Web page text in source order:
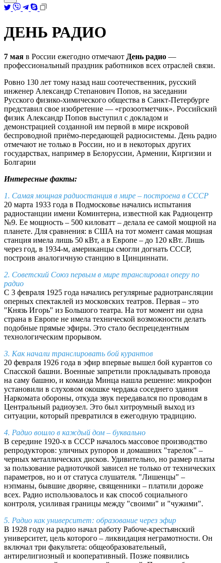
ДЕНЬ РАДИО
7 мая в России ежегодно отмечают День радио —
профессиональный праздник работников всех отраслей связи.
Ровно 130 лет тому назад наш соотечественник, русский
инженер Александр Степанович Попов, на заседании
Русского физико-химического общества в Санкт-Петербурге
представил свое изобретение — «грозоотметчик». Российский
физик Александр Попов выступил с докладом и
демонстрацией созданной им первой в мире искровой
беспроводной приёмо-передающей радиосистемы. День радио
отмечают не только в России, но и в некоторых других
государствах, например в Белоруссии, Армении, Киргизии и
Болгарии
Интересные факты:
1. Самая мощная радиостанция в мире – построена в СССР
20 марта 1933 года в Подмосковье начались испытания
радиостанции имени Коминтерна, известной как Радиоцентр
№9. Ее мощность – 500 киловатт – делала ее самой мощной на
планете. Для сравнения: в США на тот момент самая мощная
станция имела лишь 50 кВт, а в Европе – до 120 кВт. Лишь
через год, в 1934-м, американцы смогли догнать СССР,
построив аналогичную станцию в Цинциннати.
2. Советский Союз первым в мире транслировал оперу по
радио
С 3 февраля 1925 года начались регулярные радиотрансляции
оперных спектаклей из московских театров. Первая – это
"Князь Игорь" из Большого театра. На тот момент ни одна
страна в Европе не имела технической возможности делать
подобные прямые эфиры. Это стало беспрецедентным
технологическим прорывом.
3. Как начали транслировать бой курантов
20 февраля 1926 года в эфир впервые вышел бой курантов со
Спасской башни. Военные запретили прокладывать провода
на саму башню, и команда Минца нашла решение: микрофон
установили в слуховом окошке чердака соседнего здания
Наркомата обороны, откуда звук передавался по проводам в
Центральный радиоузел. Это был хитроумный выход из
ситуации, который превратился в ежегодную традицию.
4. Радио вошло в каждый дом – буквально
В середине 1920-х в СССР началось массовое производство
репродукторов: уличных рупоров и домашних "тарелок" –
черных металлических дисков. Удивительно, но размер платы
за пользование радиоточкой зависел не только от технических
параметров, но и от статуса слушателя. "Лишенцы" –
нэпманы, бывшие дворяне, священники – платили дороже
всех. Радио использовалось и как способ социального
контроля, усиливая границы между "своими" и "чужими".
5. Радио как университет: образование через эфир
В 1928 году на радио начал работу Рабоче-крестьянский
университет, цель которого – ликвидация неграмотности. Он
включал три факультета: общеобразовательный,
антирелигиозный и кооперативный. Позже появились